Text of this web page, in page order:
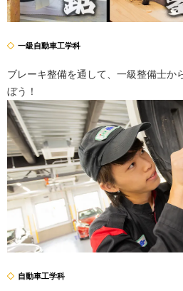
一級自動車工学科
ブレーキ整備を通して、一級整備士か
ぼう！
自動車工学科